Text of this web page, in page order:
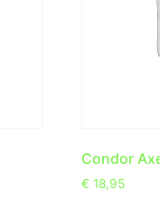
Condor
€ 18,95